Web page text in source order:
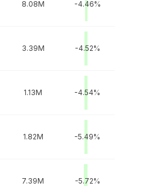
8.08M -4.46%
3.39M -4.52%
1.13M -4.54%
1.82M -5.49%
7.39M -5.72%